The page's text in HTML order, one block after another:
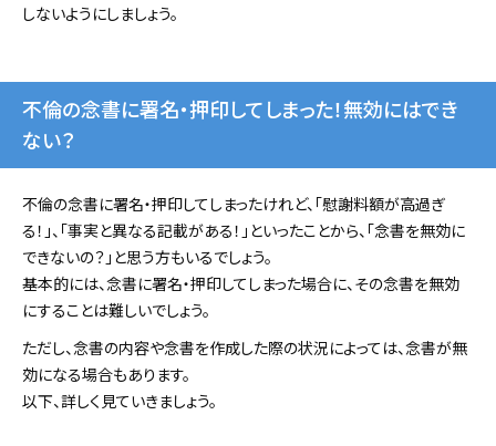
しないようにしましょう。
不倫の念書に署名・押印してしまった！無効にはでき
ない？
不倫の念書に署名・押印してしまったけれど、「慰謝料額が高過ぎ
る！」、「事実と異なる記載がある！」といったことから、「念書を無効に
できないの？」と思う方もいるでしょう。
基本的には、念書に署名・押印してしまった場合に、その念書を無効
にすることは難しいでしょう。
ただし、念書の内容や念書を作成した際の状況によっては、念書が無
効になる場合もあります。
以下、詳しく見ていきましょう。